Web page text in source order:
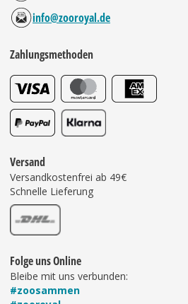
info@zooroyal.de
Zahlungsmethoden
Versand
Versandkostenfrei ab 49€
Schnelle Lieferung
Folge uns Online
Bleibe mit uns verbunden:
#zoosammen